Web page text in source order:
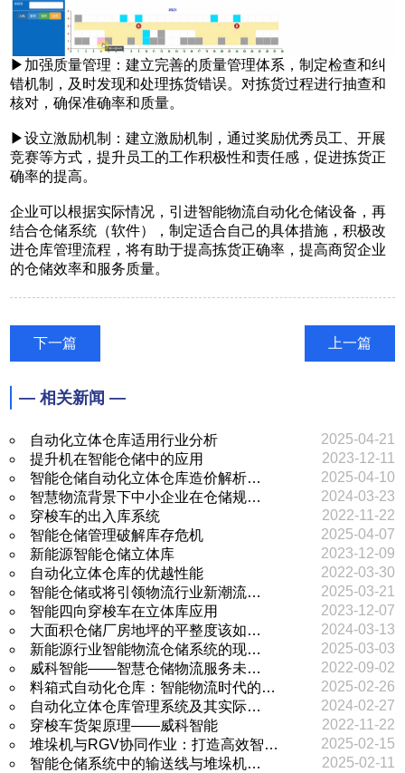
▶ 加强质量管理：建立完善的质量管理体系，制定检查和纠
错机制，及时发现和处理拣货错误。对拣货过程进行抽查和
核对，确保准确率和质量。
▶设立激励机制：建立激励机制，通过奖励优秀员工、开展
竞赛等方式，提升员工的工作积极性和责任感，促进拣货正
确率的提高。
企业可以根据实际情况，引进智能物流自动化仓储设备 ，再
结合仓储系统（软件），制定适合自己的具体措施，积极改
进仓库管理流程，将有助于提高拣货正确率，提高商贸企业
的仓储效率和服务质量。
下一篇 上一篇
— 相关新闻 —
自动化立体仓库适用行业分析
2025-04-21
提升机在智能仓储中的应用
2023-12-11
智能仓储自动化立体仓库造价解析…
2025-04-10
智慧物流背景下中小企业在仓储规…
2024-03-23
穿梭车的出入库系统
2022-11-22
智能仓储管理破解库存危机
2025-04-07
新能源智能仓储立体库
2023-12-09
自动化立体仓库的优越性能
2022-03-30
智能仓储或将引领物流行业新潮流…
2025-03-21
智能四向穿梭车在立体库应用
2023-12-07
大面积仓储厂房地坪的平整度该如…
2024-03-13
新能源行业智能物流仓储系统的现…
2025-03-03
威科智能——智慧仓储物流服务未…
2022-09-02
料箱式自动化仓库：智能物流时代的…
2025-02-26
自动化立体仓库管理系统及其实际…
2024-02-27
穿梭车货架原理——威科智能
2022-11-22
堆垛机与RGV协同作业：打造高效智…
2025-02-15
智能仓储系统中的输送线与堆垛机…
2025-02-11